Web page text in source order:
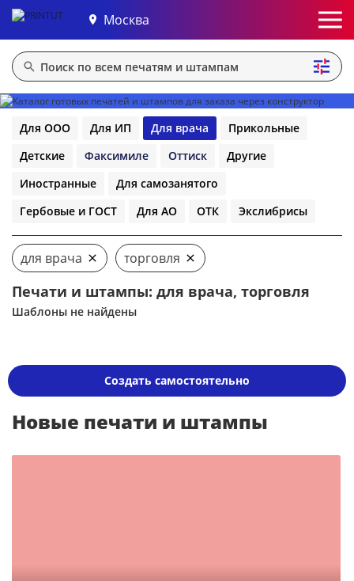
Москва
Для ООО Для ИП Для врача
Прикольные
Детские
Факсимиле Оттиск
Другие
Иностранные
Для самозанятого
Гербовые и ГОСТ
Для АО ОТК Экслибрисы
для врача торговля
Печати и штампы: для врача, торговля
Шаблоны не найдены
Создать самостоятельно
Новые печати и штампы